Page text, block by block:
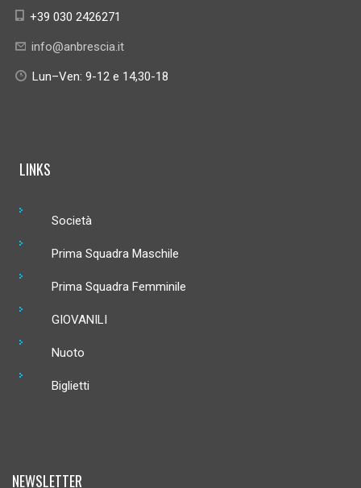
+39 030 2426271
info@anbrescia.it
Lun–Ven: 9-12 e 14,30-18
LINKS
Società
Prima Squadra Maschile
Prima Squadra Femminile
GIOVANILI
Nuoto
Biglietti
NEWSLETTER